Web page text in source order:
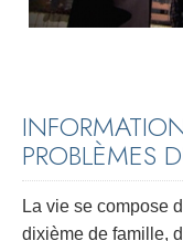
PROBLÈMES
La vie se compose
dixième de famille,